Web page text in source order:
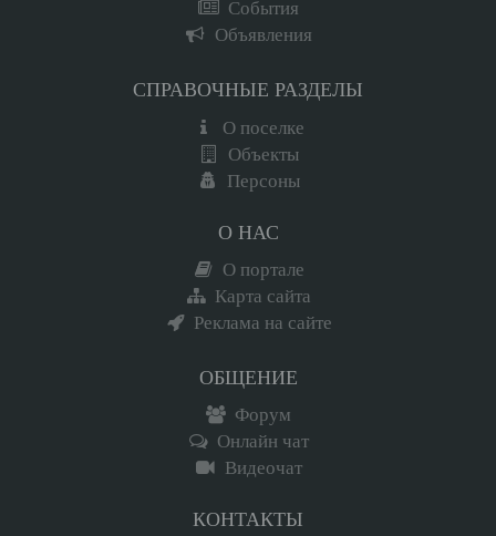
События
Объявления
СПРАВОЧНЫЕ РАЗДЕЛЫ
О поселке
Объекты
Персоны
О НАС
О портале
Карта сайта
Реклама на сайте
ОБЩЕНИЕ
Форум
Онлайн чат
Видеочат
КОНТАКТЫ